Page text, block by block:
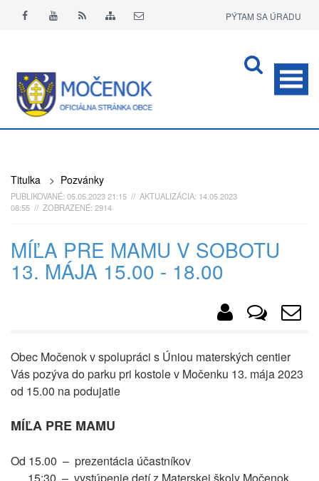
PÝTAM SA ÚRADU
Titulka > Pozvánky
PUBLIKOVANÉ: 05.05.2023 21:15 // AKTUALIZÁCIA: 14.05.2023
08:55 // ZOBRAZENÉ: 2914
MÍĽA PRE MAMU V SOBOTU
13. MÁJA 15.00 - 18.00
Obec Močenok v spolupráci s Úniou materských centier
Vás pozýva do parku pri kostole v Močenku 13. mája 2023
od 15.00 na podujatie
MÍĽA PRE MAMU
Od 15.00 – prezentácia účastníkov